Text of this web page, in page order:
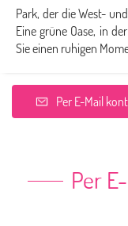
Park, der die West-
Eine grüne Oase, in
Sie einen ruhigen
Per E-Mail
Per